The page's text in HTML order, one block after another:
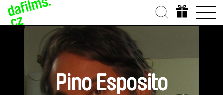
Pino Esposito